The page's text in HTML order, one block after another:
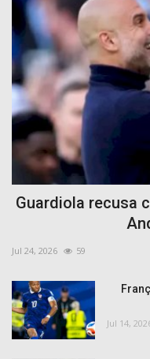
Guardiola recusa
Jul 24, 2026 59
Jul 14,